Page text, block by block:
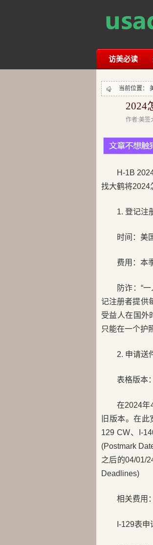
访美必读
当前位置：
2024
作者:美签
H-1B
找大鹤将2024
1. 登记注
时间：美
费用：本
防诈：“
记注册者提供
受益人在国外
只能在一个护
2. 申请送
表格版本：
在2024年
旧版本。在
129 CW、I-
(Postmark
之后的04/01/
Deadlines)
相关费用：
I-129表申